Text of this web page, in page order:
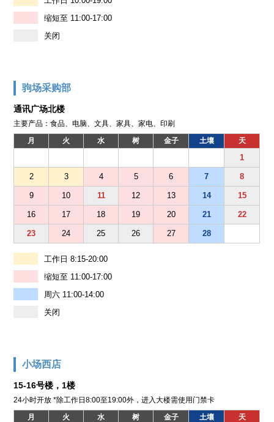
缩短至 11:00-17:00
关闭
驹场采购部
通讯广场北楼
主要产品：食品、电脑、文具、家具、家电、印刷
月 火 水 树 金子 土壤 天
1
2 3 4 5 6 7 8
9 10 11 12 13 14 15
16 17 18 19 20 21 22
23 24 25 26 27 28
工作日 8:15-20:00
缩短至 11:00-17:00
周六 11:00-14:00
关闭
小场西店
15-16号楼，1楼
24小时开放 *除工作日8:00至19:00外，进入大楼需使用门禁卡
月 火 水 树 金子 土壤 天